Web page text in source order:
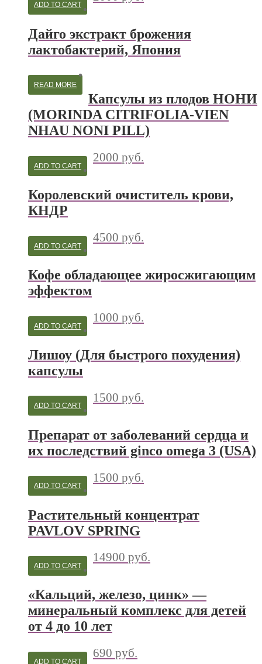
ADD TO CART
Дайго экстракт брожения
лактобактерий, Япония
READ MORE
Капсулы из плодов НОНИ
(MORINDA CITRIFOLIA-VIEN
NHAU NONI PILL)
2000 руб.
ADD TO CART
Королевский очиститель крови,
КНДР
4500 руб.
ADD TO CART
Кофе обладающее жиросжигающим
эффектом
1000 руб.
ADD TO CART
Лишоу (Для быстрого похудения)
капсулы
1500 руб.
ADD TO CART
Препарат от заболеваний сердца и
их последствий ginco omega 3 (USA)
1500 руб.
ADD TO CART
Растительный концентрат
PAVLOV SPRING
14900 руб.
ADD TO CART
«Кальций, железо, цинк» —
минеральный комплекс для детей
от 4 до 10 лет
690 руб.
ADD TO CART